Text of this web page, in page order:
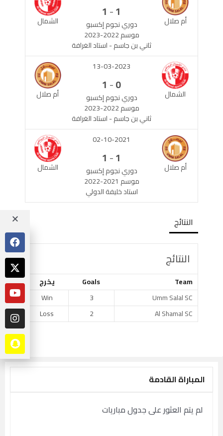
أم صلال الشمال
1
-
1
دوري نجوم إكسبو
موسم 2022-2023
ثاني بن جاسم - استاد الغرافة
الشمال أم صلال
13-03-2023
0
-
1
دوري نجوم إكسبو
موسم 2022-2023
ثاني بن جاسم - استاد الغرافة
أم صلال الشمال
02-10-2021
1
-
1
دوري نجوم إكسبو
موسم 2021-2022
استاد خليفة الدولي
النتائج
النتائج
Team
Goals
يخرج
Umm Salal SC
3
Win
Al Shamal SC
2
Loss
المباراة القادمة
لم يتم العثور على جدول مباريات